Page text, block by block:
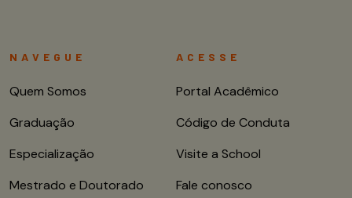
NAVEGUE
Quem Somos
Graduação
Especialização
Mestrado e Doutorado
ACESSE
Portal Acadêmico
Código de Conduta
Visite a School
Fale conosco